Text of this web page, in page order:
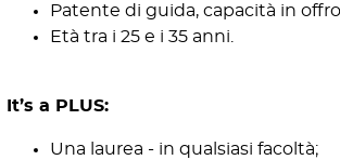
Patente di guida, capacità in
Età tra i 25 e i 35 anni.
It’s a PLUS:
Una laurea - in qualsiasi facoltà;